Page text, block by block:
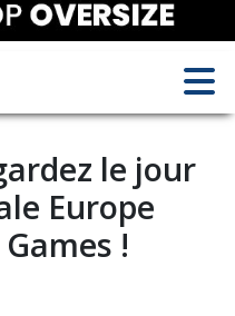
le jour
Europe
!